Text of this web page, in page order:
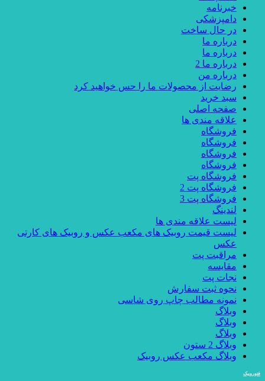
خبرنامه
دامپزشکی
در حال ساخت
درباره ما
درباره ما
درباره ما 2
درباره من
رضایت از محصولات ما را حس خواهید کرد
سبد خرید
صفحه اصلی
علاقه مندی ها
فروشگاه
فروشگاه
فروشگاه
فروشگاه
فروشگاه پت
فروشگاه پت 2
فروشگاه پت 3
لندینگ
لیست علاقه مندی ها
لیست قیمت روبیک های مکعب عکس و روبیک های کارتی
عکس
مراقبت پت
مقایسه
نجات پت
نحوه ثبت سفارش
نمونه مطالب چاپ روی شاسی
وبلاگ
وبلاگ
وبلاگ
وبلاگ 2 ستون
وبلاگ مکعب عکس روبیک
فتوروبیک